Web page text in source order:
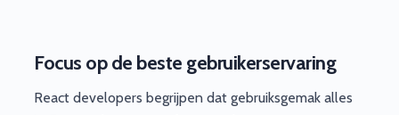
Focus op de beste gebruikerservaring
React developers begrijpen dat gebruiksgemak alles